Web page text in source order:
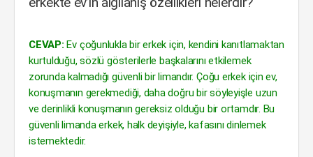
CEVAP: Ev çoğunlukla bir erkek için, kendini kanıtlamaktan
kurtulduğu, sözlü gösterilerle başkalarını etkilemek
zorunda kalmadığı güvenli bir limandır. Çoğu erkek için ev,
konuşmanın gerekmediği, daha doğru bir söyleyişle uzun
ve derinlikli konuşmanın gereksiz olduğu bir ortamdır. Bu
güvenli limanda erkek, halk deyişiyle, kafasını dinlemek
istemektedir.